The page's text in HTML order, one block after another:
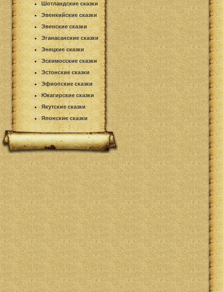
Шотландские сказки
Эвенкийские сказки
Эвенские сказки
Эганасанские сказки
Энецкие сказки
Эскимосские сказки
Эстонские сказки
Эфиопские сказки
Юкагирские сказки
Якутские сказки
Японские сказки